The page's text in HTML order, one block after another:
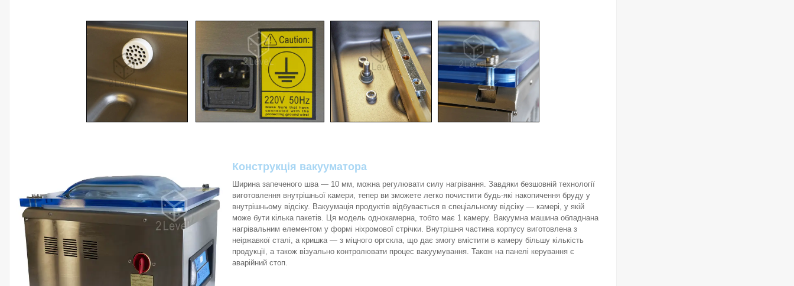
Конструкція вакууматора
Ширина запеченого шва — 10 мм, можна регулювати силу нагрівання. Завдяки безшовній технології
виготовлення внутрішньої камери, тепер ви зможете легко почистити будь-які накопичення бруду у
внутрішньому відсіку. Вакуумація продуктів відбувається в спеціальному відсіку — камері, у якій
може бути кілька пакетів. Ця модель однокамерна, тобто має 1 камеру. Вакуумна машина обладнана
нагрівальним елементом у формі ніхромової стрічки. Внутрішня частина корпусу виготовлена з
неіржавкої сталі, а кришка — з міцного оргскла, що дає змогу вмістити в камеру більшу кількість
продукції, а також візуально контролювати процес вакуумування. Також на панелі керування є
аварійний стоп.